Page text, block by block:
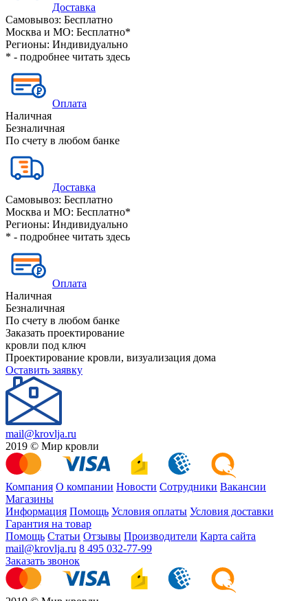
Доставка
Самовывоз: Бесплатно
Москва и МО: Бесплатно*
Регионы: Индивидуально
* - подробнее читать здесь
Оплата
Наличная
Безналичная
По счету в любом банке
Доставка
Самовывоз: Бесплатно
Москва и МО: Бесплатно*
Регионы: Индивидуально
* - подробнее читать здесь
Оплата
Наличная
Безналичная
По счету в любом банке
Заказать проектирование
кровли под ключ
Проектирование кровли, визуализация дома
Оставить заявку
mail@krovlja.ru
2019 © Мир кровли
Компания О компании Новости Сотрудники Вакансии
Магазины
Информация Помощь Условия оплаты Условия доставки
Гарантия на товар
Помощь Статьи Отзывы Производители Карта сайта
mail@krovlja.ru 8 495 032-77-99
Заказать звонок